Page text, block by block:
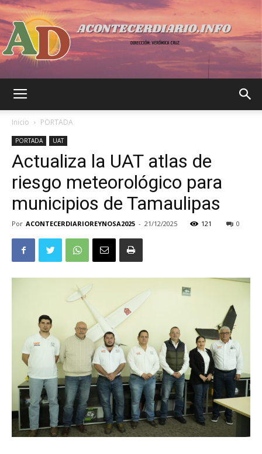
Diario
Inicio PORTADA
PORTADA UAT
Actualiza la UAT atlas de
riesgo meteorológico para
municipios de Tamaulipas
Por ACONTECERDIARIOREYNOSA2025 - 21/12/2025 121 0